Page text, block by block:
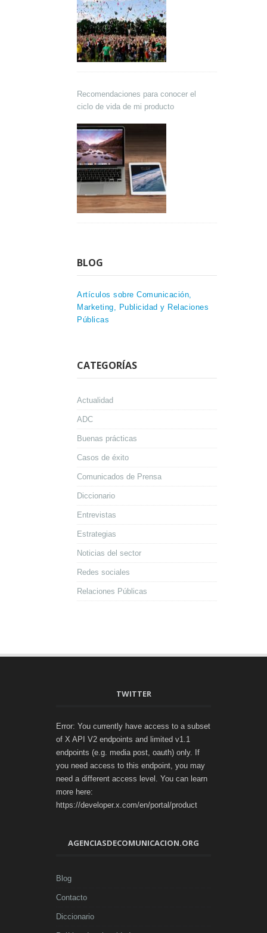
Recomendaciones para conocer el
ciclo de vida de mi producto
BLOG
Artículos sobre Comunicación,
Marketing, Publicidad y Relaciones
Públicas
CATEGORÍAS
Actualidad
ADC
Buenas prácticas
Casos de éxito
Comunicados de Prensa
Diccionario
Entrevistas
Estrategias
Noticias del sector
Redes sociales
Relaciones Públicas
TWITTER
Error: You currently have access to a subset
of X API V2 endpoints and limited v1.1
endpoints (e.g. media post, oauth) only. If
you need access to this endpoint, you may
need a different access level. You can learn
more here:
https://developer.x.com/en/portal/product
AGENCIASDECOMUNICACION.ORG
Blog
Contacto
Diccionario